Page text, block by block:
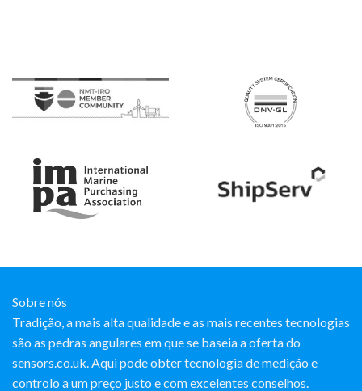
Sobre nós
Tradição, a mais alta qualidade e as mais recentes tecnologias
são as pedras angulares em que se baseia a oferta do
sensors.co.uk. Aqui pode obter tecnologia de medição e
controlo a um preço justo e com excelentes conselhos.